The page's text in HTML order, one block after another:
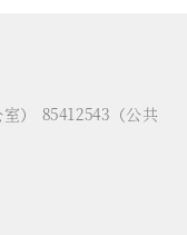
） 85412543（公共